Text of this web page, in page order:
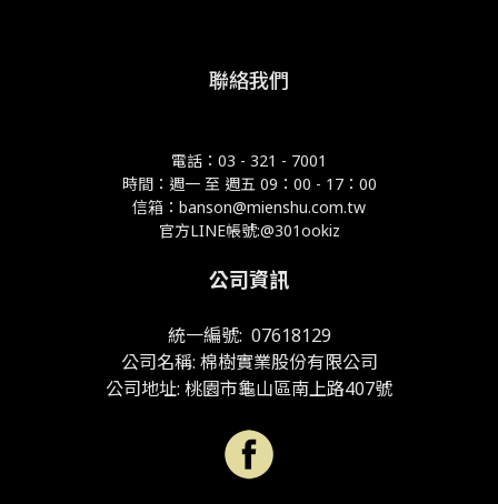
聯絡我們
電話：03 - 321 - 7001
時間：週一 至 週五 09：00 - 17：00
信箱：banson@mienshu.com.tw
官方LINE帳號:@301ookiz
公司資訊
統一編號: 07618129
公司名稱: 棉樹實業股份有限公司
公司地址: 桃園市龜山區南上路407號